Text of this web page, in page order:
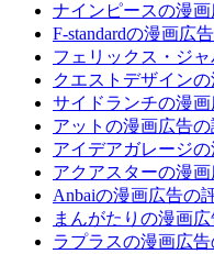
ナインピースの漫画
F-standardの漫画広
フェリックス・ジ
クエストデザイン
サイドランチの漫画
アットの漫画広告の
アイデアガレージ
アクアスターの漫
Anbaiの漫画広告の
まんがたりの漫画
ラプラスの漫画広告